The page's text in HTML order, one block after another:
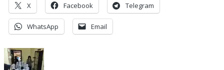
X Facebook Telegram
WhatsApp Email